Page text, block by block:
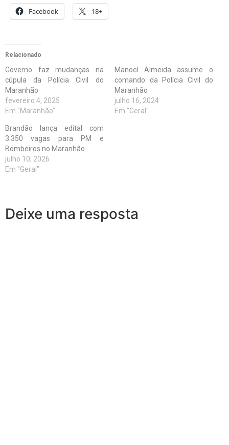
Facebook 18+
Relacionado
Governo faz mudanças na
cúpula da Polícia Civil do
Maranhão
fevereiro 4, 2025
Em "Maranhão"
Manoel Almeida assume o
comando da Polícia Civil do
Maranhão
julho 16, 2024
Em "Geral"
Brandão lança edital com
3.350 vagas para PM e
Bombeiros no Maranhão
julho 10, 2026
Em "Geral"
Deixe uma resposta